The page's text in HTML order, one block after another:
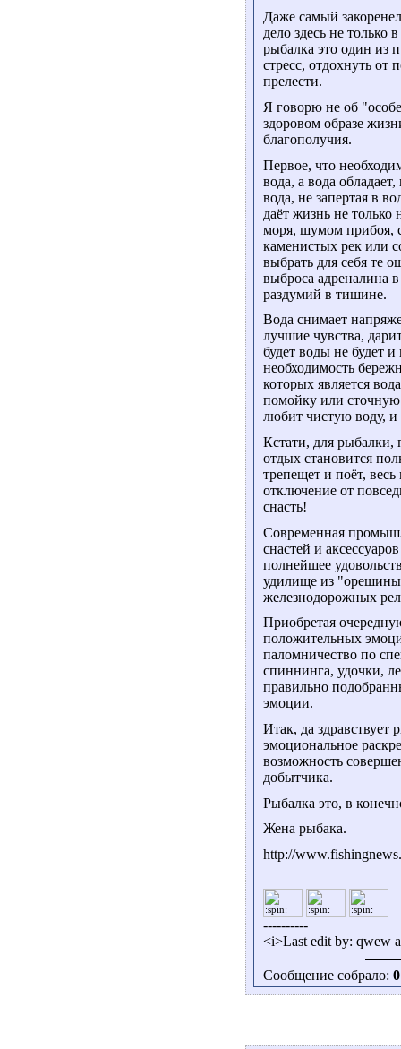
Даже самый
дело здесь не
рыбалка это один из
стресс, отдохнуть от
прелести.
Я говорю не об
здоровом образе
благополучия.
Первое, что
вода, а вода
вода, не запертая в
даёт жизнь не
моря, шумом прибоя,
каменистых рек или
выбрать для себя те
выброса адреналина
раздумий в тишине.
Вода снимает
лучшие чувства,
будет воды не будет
необходимость
которых является
помойку или сточную
любит чистую воду,
Кстати, для рыбалки,
отдых становится
трепещет и поёт,
отключение от
снасть!
Современная
снастей и
полнейшее
удилище из
железнодорожных
Приобретая
положительных
паломничество по
спиннинга, удочки,
правильно
эмоции.
Итак, да здравствует
эмоциональное
возможность
добытчика.
Рыбалка это, в
Жена рыбака.
http://
----------
<i>Last edit by: qwew
Сообщение собрало: 0